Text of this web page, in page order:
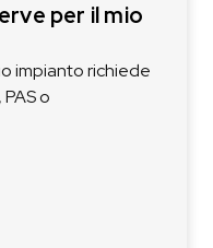
per il mio
impianto richiede
o